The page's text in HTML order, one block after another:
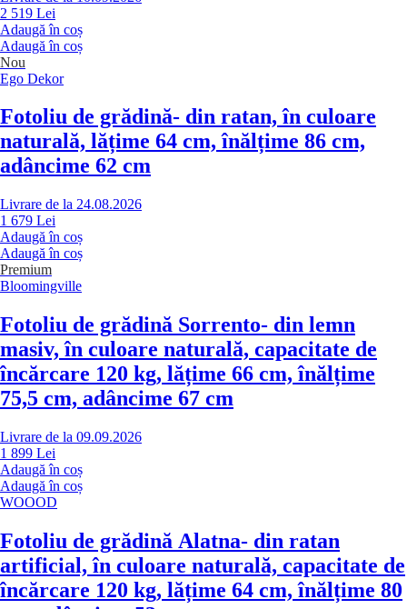
2 519 Lei
Adaugă în coș
Adaugă în coș
Nou
Ego Dekor
Fotoliu de grădină- din ratan, în culoare
naturală, lățime 64 cm, înălțime 86 cm,
adâncime 62 cm
Livrare de la 24.08.2026
1 679 Lei
Adaugă în coș
Adaugă în coș
Premium
Bloomingville
Fotoliu de grădină Sorrento- din lemn
masiv, în culoare naturală, capacitate de
încărcare 120 kg, lățime 66 cm, înălțime
75,5 cm, adâncime 67 cm
Livrare de la 09.09.2026
1 899 Lei
Adaugă în coș
Adaugă în coș
WOOOD
Fotoliu de grădină Alatna- din ratan
artificial, în culoare naturală, capacitate de
încărcare 120 kg, lățime 64 cm, înălțime 80